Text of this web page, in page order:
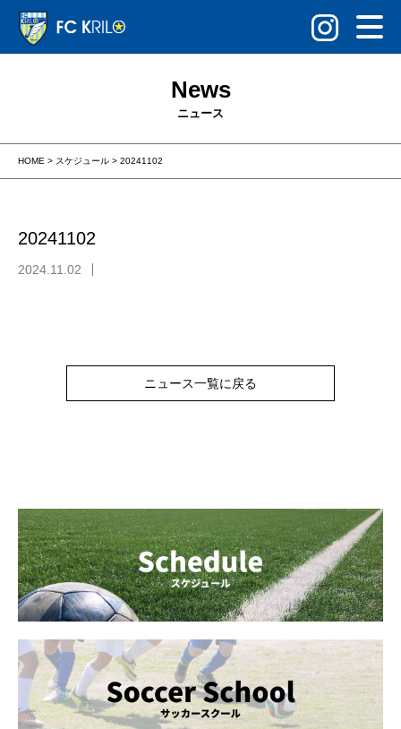
News
ニュース
HOME > スケジュール > 20241102
20241102
2024.11.02
ニュース一覧に戻る